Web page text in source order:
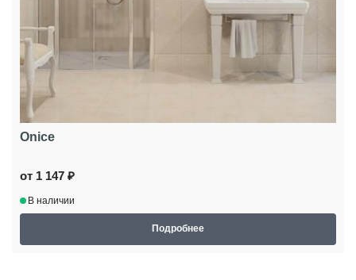
Onice
от 1 147 ₽
В наличии
Подробнее